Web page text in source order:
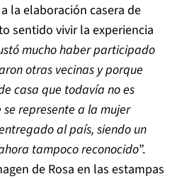
la elaboración casera de
sentido vivir la experiencia
mucho haber participado
otras vecinas y porque
casa que todavía no es
represente a la mujer
al país, siendo un
tampoco reconocido”.
de Rosa en las estampas